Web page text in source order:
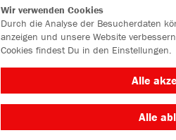
Wir verwenden Cookies
Durch die Analyse der Besucherdaten
anzeigen und unsere Website
Cookies findest Du in den Einstellungen.
Alle
Alle